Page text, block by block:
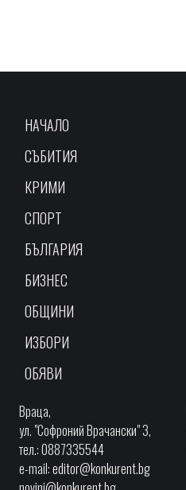
НАЧАЛО
СЪБИТИЯ
КРИМИ
СПОРТ
БЪЛГАРИЯ
БИЗНЕС
ОБЩИНИ
ИЗБОРИ
ОБЯВИ
Враца,
ул. "Софроний Врачански" 3,
тел.: 0887335544
e-mail:editor@konkurent.bg